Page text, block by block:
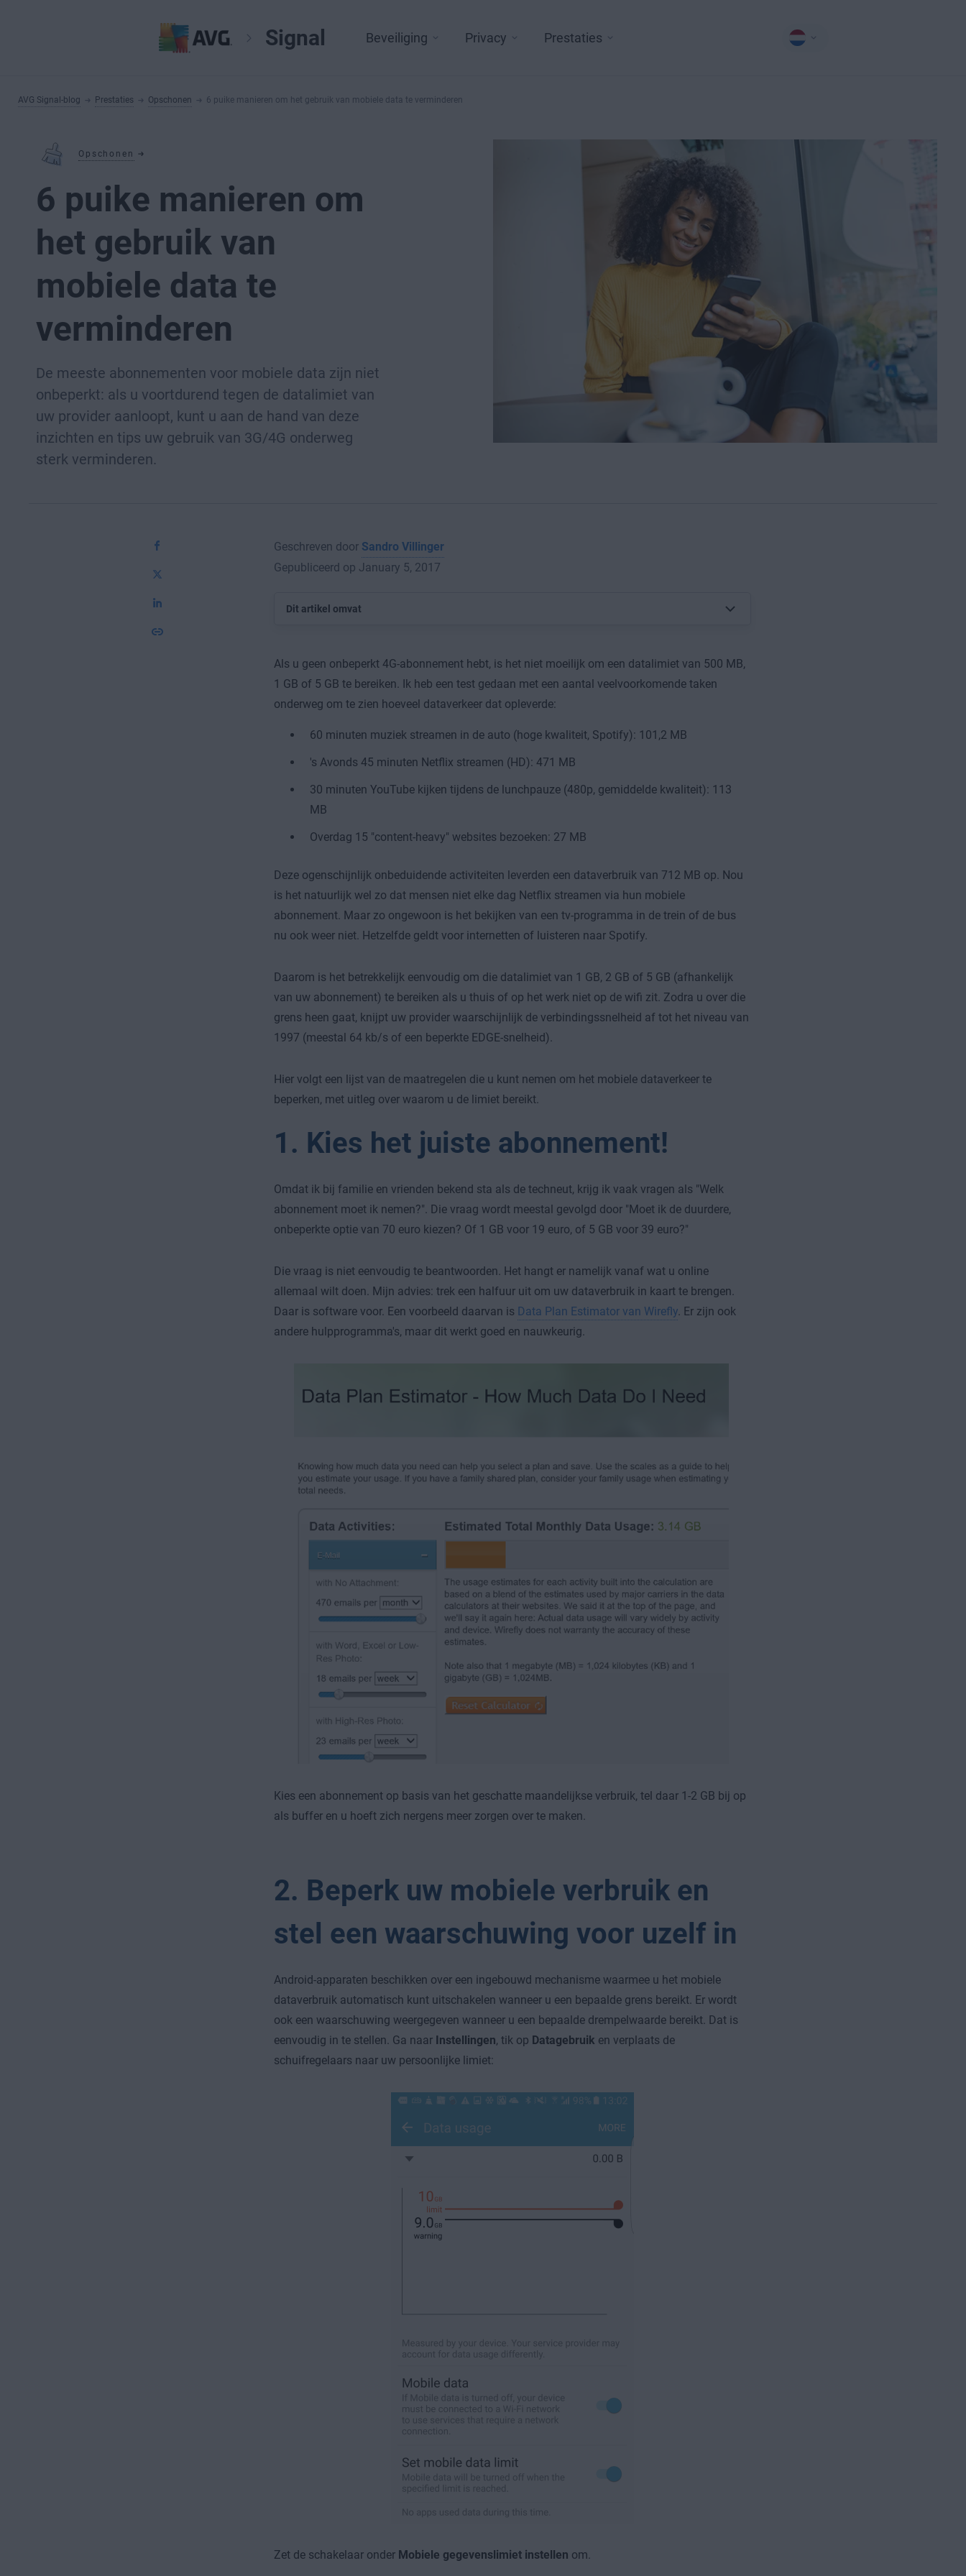
Signal Beveiliging Privacy Prestaties
AVG Signal-blog Prestaties Opschonen 6 puike manieren om het gebruik van mobiele data te verminderen
Opschonen
6 puike manieren om
het gebruik van
mobiele data te
verminderen
De meeste abonnementen voor mobiele data zijn niet
onbeperkt: als u voortdurend tegen de datalimiet van
uw provider aanloopt, kunt u aan de hand van deze
inzichten en tips uw gebruik van 3G/4G onderweg
sterk verminderen.
Geschreven door Sandro Villinger
Gepubliceerd op January 5, 2017
Dit artikel omvat
Als u geen onbeperkt 4G-abonnement hebt, is het niet moeilijk om een datalimiet van 500 MB,
1 GB of 5 GB te bereiken. Ik heb een test gedaan met een aantal veelvoorkomende taken
onderweg om te zien hoeveel dataverkeer dat opleverde:
60 minuten muziek streamen in de auto (hoge kwaliteit, Spotify): 101,2 MB
's Avonds 45 minuten Netflix streamen (HD): 471 MB
30 minuten YouTube kijken tijdens de lunchpauze (480p, gemiddelde kwaliteit): 113
MB
Overdag 15 "content-heavy" websites bezoeken: 27 MB
Deze ogenschijnlijk onbeduidende activiteiten leverden een dataverbruik van 712 MB op. Nou
is het natuurlijk wel zo dat mensen niet elke dag Netflix streamen via hun mobiele
abonnement. Maar zo ongewoon is het bekijken van een tv-programma in de trein of de bus
nu ook weer niet. Hetzelfde geldt voor internetten of luisteren naar Spotify.
Daarom is het betrekkelijk eenvoudig om die datalimiet van 1 GB, 2 GB of 5 GB (afhankelijk
van uw abonnement) te bereiken als u thuis of op het werk niet op de wifi zit. Zodra u over die
grens heen gaat, knijpt uw provider waarschijnlijk de verbindingssnelheid af tot het niveau van
1997 (meestal 64 kb/s of een beperkte EDGE-snelheid).
Hier volgt een lijst van de maatregelen die u kunt nemen om het mobiele dataverkeer te
beperken, met uitleg over waarom u de limiet bereikt.
1. Kies het juiste abonnement!
Omdat ik bij familie en vrienden bekend sta als de techneut, krijg ik vaak vragen als "Welk
abonnement moet ik nemen?". Die vraag wordt meestal gevolgd door "Moet ik de duurdere,
onbeperkte optie van 70 euro kiezen? Of 1 GB voor 19 euro, of 5 GB voor 39 euro?"
Die vraag is niet eenvoudig te beantwoorden. Het hangt er namelijk vanaf wat u online
allemaal wilt doen. Mijn advies: trek een halfuur uit om uw dataverbruik in kaart te brengen.
Daar is software voor. Een voorbeeld daarvan is Data Plan Estimator van Wirefly. Er zijn ook
andere hulpprogramma's, maar dit werkt goed en nauwkeurig.
Kies een abonnement op basis van het geschatte maandelijkse verbruik, tel daar 1-2 GB bij op
als buffer en u hoeft zich nergens meer zorgen over te maken.
2. Beperk uw mobiele verbruik en
stel een waarschuwing voor uzelf in
Android-apparaten beschikken over een ingebouwd mechanisme waarmee u het mobiele
dataverbruik automatisch kunt uitschakelen wanneer u een bepaalde grens bereikt. Er wordt
ook een waarschuwing weergegeven wanneer u een bepaalde drempelwaarde bereikt. Dat is
eenvoudig in te stellen. Ga naar Instellingen, tik op Datagebruik en verplaats de
schuifregelaars naar uw persoonlijke limiet:
Zet de schakelaar onder Mobiele gegevenslimiet instellen om.